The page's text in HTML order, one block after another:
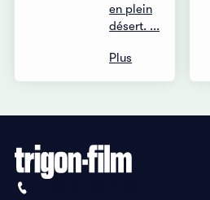
en plein
désert. ...
Plus